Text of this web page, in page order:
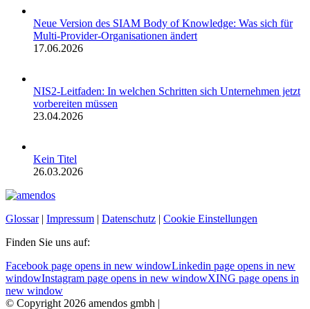
Neue Version des SIAM Body of Knowledge: Was sich für
Multi-Provider-Organisationen ändert
17.06.2026
NIS2-Leitfaden: In welchen Schritten sich Unternehmen jetzt
vorbereiten müssen
23.04.2026
Kein Titel
26.03.2026
Glossar| Impressum | Datenschutz | Cookie Einstellungen
Finden Sie uns auf:
Facebook page opens in new windowLinkedin page opens in new
windowInstagram page opens in new windowXING page opens in
new window
© Copyright 2026 amendos gmbh |